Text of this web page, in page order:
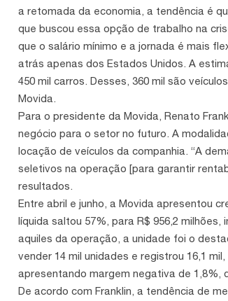
a retomada da economia, a tendência é
que buscou essa opção de trabalho na
que o salário mínimo e a jornada é mais
atrás apenas dos Estados Unidos. A
450 mil carros. Desses, 360 mil são
Movida.
Para o presidente da Movida, Renato
negócio para o setor no futuro. A
locação de veículos da companhia. “A
seletivos na operação [para garantir
resultados.
Entre abril e junho, a Movida apresentou
líquida saltou 57%, para R$ 956,2
aquiles da operação, a unidade foi o
vender 14 mil unidades e registrou 16,1
apresentando margem negativa de 1,8%,
De acordo com Franklin, a tendência de